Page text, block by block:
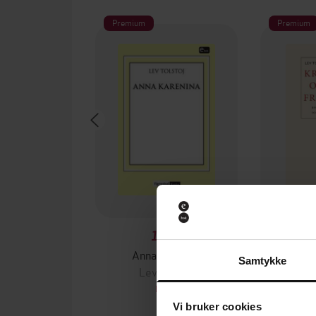
Samtykke
Vi bruker cookies
Premium
199,-
Anna Karenina
Lev Tolstoj
EBOK
Premium